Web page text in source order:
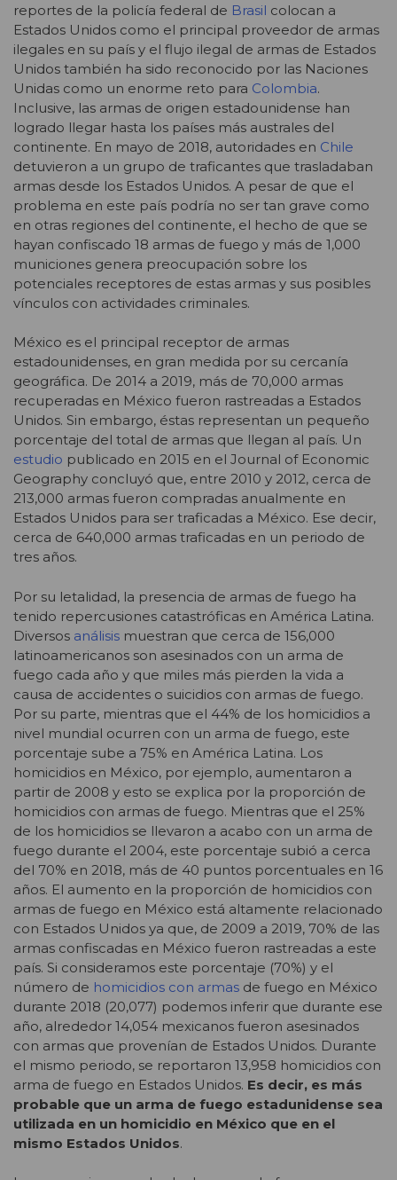
reportes de la policía federal de Brasil colocan a
Estados Unidos como el principal proveedor de armas
ilegales en su país y el flujo ilegal de armas de Estados
Unidos también ha sido reconocido por las Naciones
Unidas como un enorme reto para Colombia.
Inclusive, las armas de origen estadounidense han
logrado llegar hasta los países más australes del
continente. En mayo de 2018, autoridades en Chile
detuvieron a un grupo de traficantes que trasladaban
armas desde los Estados Unidos. A pesar de que el
problema en este país podría no ser tan grave como
en otras regiones del continente, el hecho de que se
hayan confiscado 18 armas de fuego y más de 1,000
municiones genera preocupación sobre los
potenciales receptores de estas armas y sus posibles
vínculos con actividades criminales.
México es el principal receptor de armas
estadounidenses, en gran medida por su cercanía
geográfica. De 2014 a 2019, más de 70,000 armas
recuperadas en México fueron rastreadas a Estados
Unidos. Sin embargo, éstas representan un pequeño
porcentaje del total de armas que llegan al país. Un
estudio publicado en 2015 en el Journal of Economic
Geography concluyó que, entre 2010 y 2012, cerca de
213,000 armas fueron compradas anualmente en
Estados Unidos para ser traficadas a México. Ese decir,
cerca de 640,000 armas traficadas en un periodo de
tres años.
Por su letalidad, la presencia de armas de fuego ha
tenido repercusiones catastróficas en América Latina.
Diversos análisis muestran que cerca de 156,000
latinoamericanos son asesinados con un arma de
fuego cada año y que miles más pierden la vida a
causa de accidentes o suicidios con armas de fuego.
Por su parte, mientras que el 44% de los homicidios a
nivel mundial ocurren con un arma de fuego, este
porcentaje sube a 75% en América Latina. Los
homicidios en México, por ejemplo, aumentaron a
partir de 2008 y esto se explica por la proporción de
homicidios con armas de fuego. Mientras que el 25%
de los homicidios se llevaron a acabo con un arma de
fuego durante el 2004, este porcentaje subió a cerca
del 70% en 2018, más de 40 puntos porcentuales en 16
años. El aumento en la proporción de homicidios con
armas de fuego en México está altamente relacionado
con Estados Unidos ya que, de 2009 a 2019, 70% de las
armas confiscadas en México fueron rastreadas a este
país. Si consideramos este porcentaje (70%) y el
número de homicidios con armas de fuego en México
durante 2018 (20,077) podemos inferir que durante ese
año, alrededor 14,054 mexicanos fueron asesinados
con armas que provenían de Estados Unidos. Durante
el mismo periodo, se reportaron 13,958 homicidios con
arma de fuego en Estados Unidos. Es decir, es más
probable que un arma de fuego estadunidense sea
utilizada en un homicidio en México que en el
mismo Estados Unidos.